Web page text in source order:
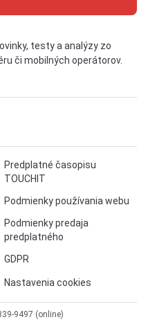
testy a analýzy zo
či mobilných operátorov.
Predplatné časopisu
TOUCHIT
Podmienky používania webu
Podmienky predaja
predplatného
GDPR
Nastavenia cookies
9497 (online)